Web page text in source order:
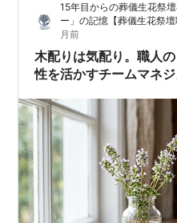
スケジュールを集約して
た。どうしたものかな。
15年目からの葬儀生花祭
ー」の記憶【葬儀生花祭壇
月前
木配りは気配り。職人
性を活かすチームマネ